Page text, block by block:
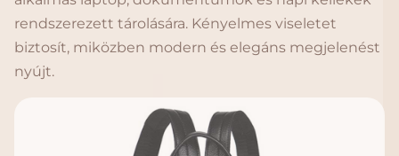
rendszerezett tárolására. Kényelmes viseletet
biztosít, miközben modern és elegáns megjelenést
nyújt.